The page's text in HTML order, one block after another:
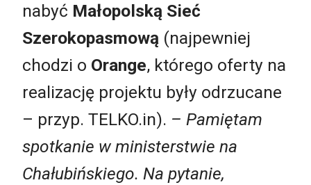
nabyć Małopolską Sieć
Szerokopasmową (najpewniej
chodzi o Orange, którego oferty na
realizację projektu były odrzucane
– przyp. TELKO.in). – Pamiętam
spotkanie w ministerstwie na
Chałubińskiego. Na pytanie,